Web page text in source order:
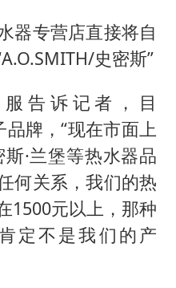
器专营店直接将自
史密斯”
服告诉记者，目
品牌，“现在市面上
斯·兰堡等热水器品
何关系，我们的热
1500元以上，那种
定不是我们的产